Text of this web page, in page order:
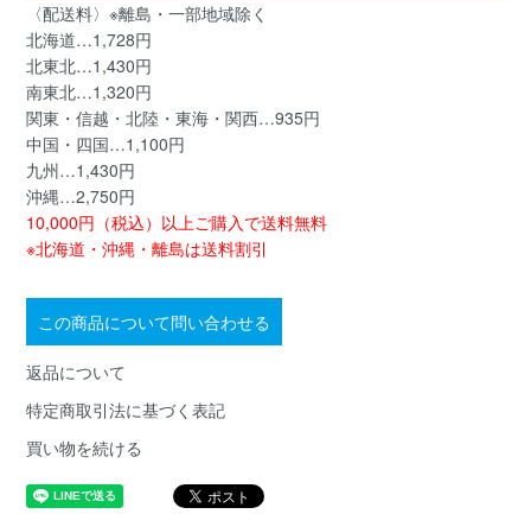
〈配送料〉※離島・一部地域除く
北海道…1,728円
北東北…1,430円
南東北…1,320円
関東・信越・北陸・東海・関西…935円
中国・四国…1,100円
九州…1,430円
沖縄…2,750円
10,000円（税込）以上ご購入で送料無料
※北海道・沖縄・離島は送料割引
この商品について問い合わせる
返品について
特定商取引法に基づく表記
買い物を続ける